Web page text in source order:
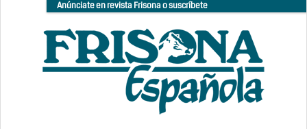
Anúnciate en revista Frisona o suscríbete